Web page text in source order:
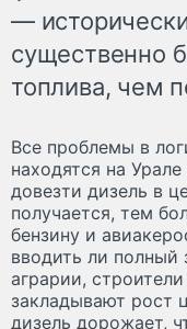
—
существенно
топлива, чем
Все проблемы в
находятся на
довезти дизель в
получается, тем
бензину и
вводить ли полный
аграрии,
закладывают рост
дизель дорожает,